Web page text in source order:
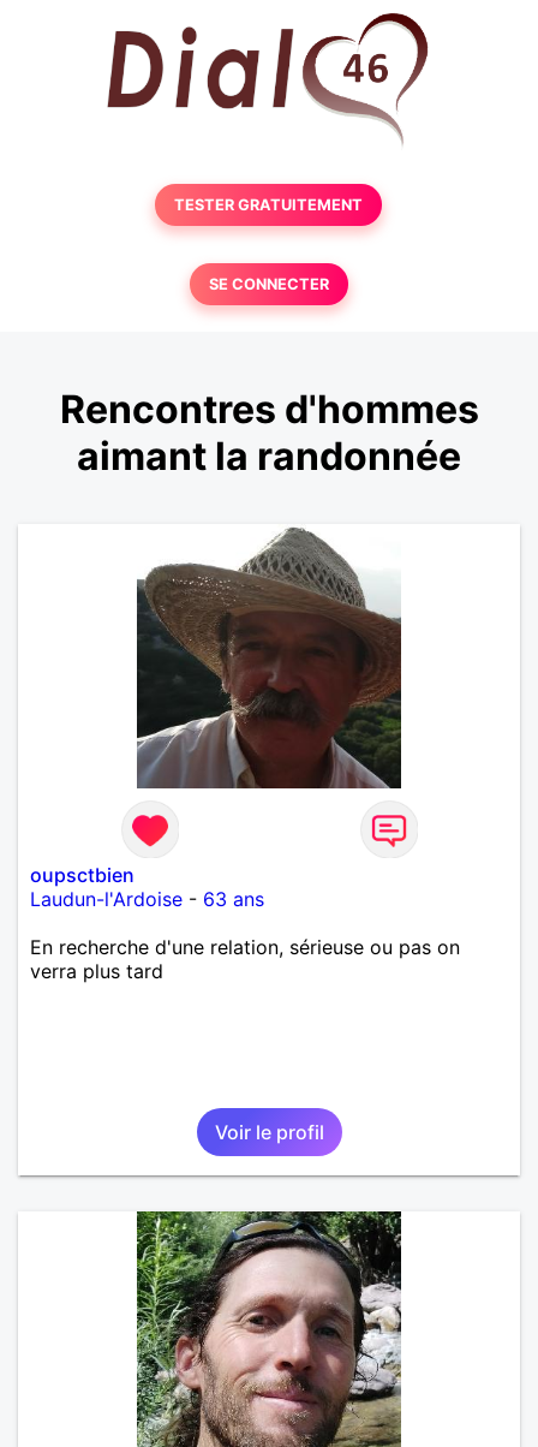
TESTER GRATUITEMENT
SE CONNECTER
Rencontres d'hommes
aimant la randonnée
oupsctbien
Laudun-l'Ardoise - 63 ans
En recherche d'une relation, sérieuse ou pas on
verra plus tard
Voir le profil